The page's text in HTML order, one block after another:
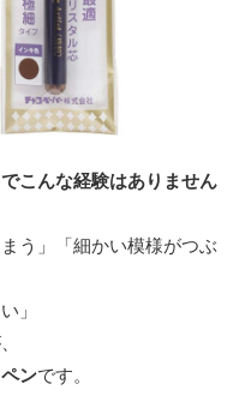
こんな経験はありません
う」「細かい模様がつぶ
」
ンです。